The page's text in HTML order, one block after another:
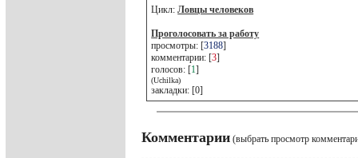
Цикл:Ловцы человеков
Проголосовать за работу
просмотры: [3188]
комментарии: [3]
голосов: [1]
(Uchilka)
закладки: [0]
Комментарии (выбрать просмотр